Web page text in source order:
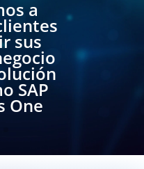
a
sus
SAP
One